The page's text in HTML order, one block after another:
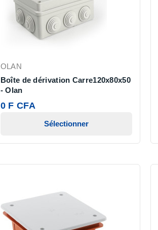
OLAN
Boîte de dérivation Carre120x80x50
- Olan
0 F CFA
Sélectionner